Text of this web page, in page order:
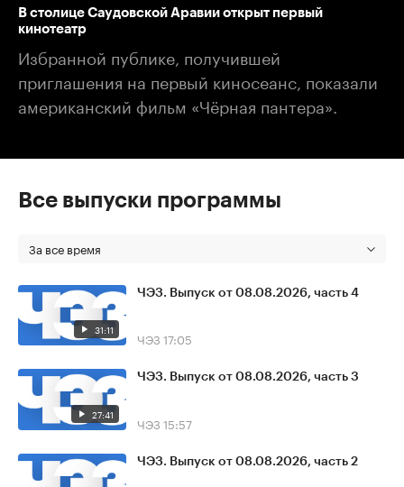
В столице Саудовской Аравии открыт первый
кинотеатр
Избранной публике, получившей
приглашения на первый киносеанс, показали
американский фильм «Чёрная пантера».
Все выпуски программы
За все время
31:11
ЧЭЗ. Выпуск от 08.08.2026, часть 4
ЧЭЗ 17:05
27:41
ЧЭЗ. Выпуск от 08.08.2026, часть 3
ЧЭЗ 15:57
ЧЭЗ. Выпуск от 08.08.2026, часть 2